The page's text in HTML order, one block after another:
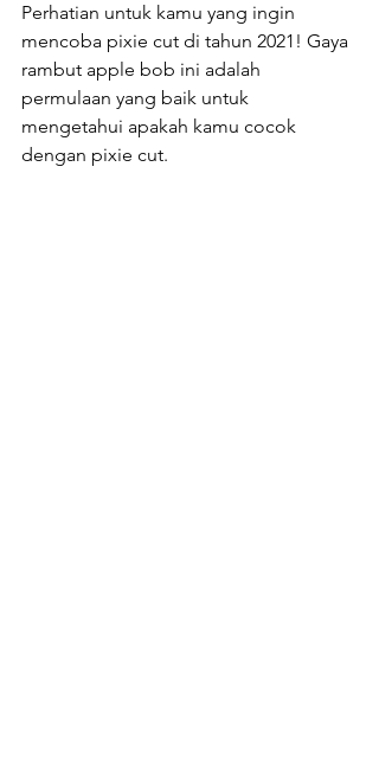
Perhatian untuk kamu yang ingin
mencoba pixie cut di tahun 2021! Gaya
rambut apple bob ini adalah
permulaan yang baik untuk
mengetahui apakah kamu cocok
dengan pixie cut.